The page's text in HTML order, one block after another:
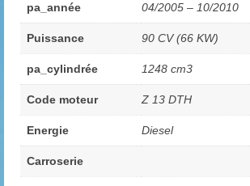
pa_année 04/2005 – 10/2010
Puissance 90 CV (66 KW)
pa_cylindrée 1248 cm3
Code moteur Z 13 DTH
Energie Diesel
Carroserie